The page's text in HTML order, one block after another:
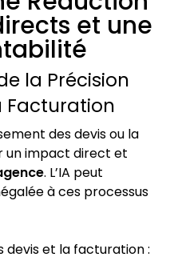
et une
la Précision
Facturation
des devis ou la
un impact direct et
. L’IA peut
à ces processus
devis et la facturation :